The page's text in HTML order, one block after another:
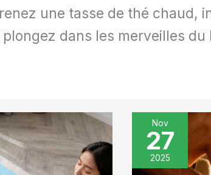
une tasse de thé chaud,
dans les merveilles du
Nov
27
2025
Douleurs
aux
jambiers